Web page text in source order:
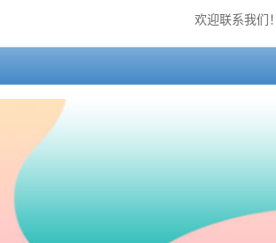
欢迎联系我们！